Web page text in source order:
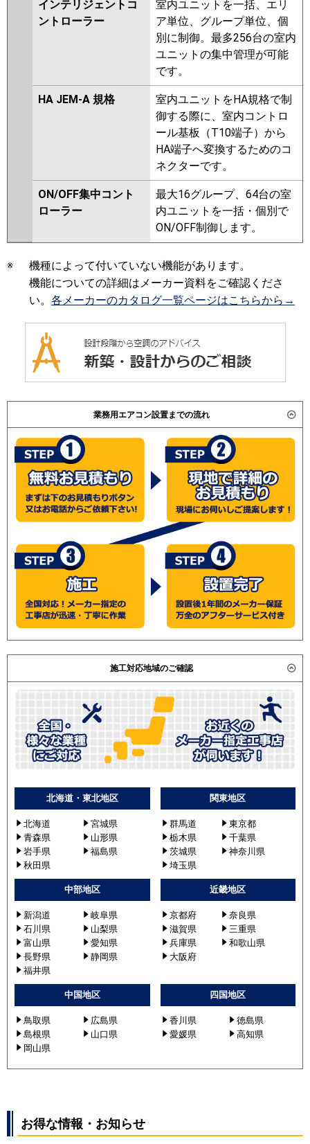
インテリジェントコ
ントローラー
室内ユニットを一括、エリ
ア単位、グループ単位、個
別に制御。最多256台の室内
ユニットの集中管理が可能
です。
HA JEM-A 規格
室内ユニットをHA規格で制
御する際に、室内コントロ
ール基板（T10端子）から
HA端子へ変換するためのコ
ネクターです。
ON/OFF集中コント
ローラー
最大16グループ、64台の室
内ユニットを一括・個別で
ON/OFF制御します。
※
機種によって付いていない機能があります。
機能についての詳細はメーカー資料をご確認くださ
い。 各メーカーのカタログ一覧ページはこちらから→
業務用エアコン設置までの流れ
施工対応地域のご確認
北海道・東北地区
北海道
宮城県
青森県
山形県
岩手県
福島県
秋田県
関東地区
群馬道
東京都
栃木県
千葉県
茨城県
神奈川県
埼玉県
中部地区
新潟道
岐阜県
石川県
山梨県
富山県
愛知県
長野県
静岡県
福井県
近畿地区
京都府
奈良県
滋賀県
三重県
兵庫県
和歌山県
大阪府
中国地区
鳥取県
広島県
島根県
山口県
岡山県
四国地区
香川県
徳島県
愛媛県
高知県
お得な情報・お知らせ